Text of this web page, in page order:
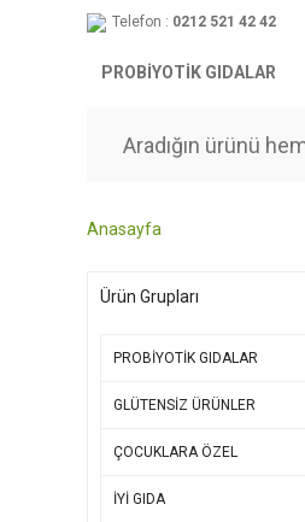
Telefon : 0212 521 42 42
PROBİYOTİK GIDALAR
Anasayfa
Ürün Grupları
PROBİYOTİK GIDALAR
GLÜTENSİZ ÜRÜNLER
ÇOCUKLARA ÖZEL
İYİ GIDA